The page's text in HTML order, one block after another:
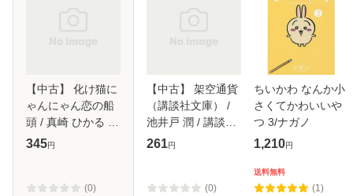
【中古】 化け猫に
ゃんにゃん恋の船
頭 / 真崎 ひかる /
二見書房 [文庫]
345円
(0)
【中古】 架空通貨
（講談社文庫） /
池井戸 潤 / 講談社
[文庫]【メール便送
261円
(0)
ちいかわ なんか小
さくてかわいいや
つ 3/ナガノ
1,210円
送料無料
(1)